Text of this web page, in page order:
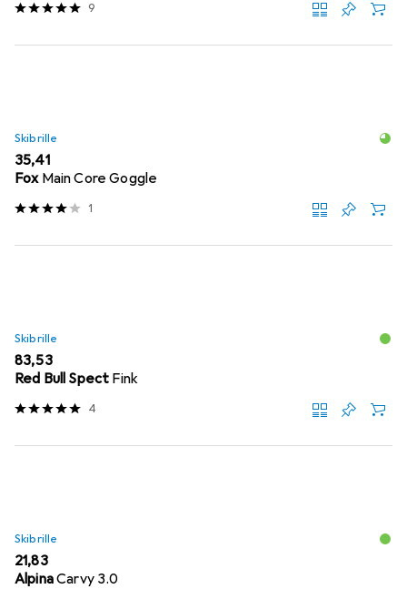
9
Skibrille
EUR
35,41
Fox Main Core Goggle
1
Skibrille
EUR
83,53
Red Bull Spect Fink
4
Skibrille
EUR
21,83
AlpinaCarvy 3.0